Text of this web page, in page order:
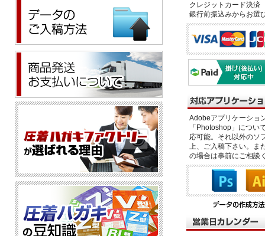
クレジットカード決
銀行前振込みからお選
Adobeアプリケーショ
「Photoshop」につい
応可能。それ以外のソ
上、ご入稿下さい。ま
の場合は事前にご相談